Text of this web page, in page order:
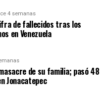
4 semanas
de fallecidos tras los
en Venezuela
de su familia; pasó 48
Jonacatepec